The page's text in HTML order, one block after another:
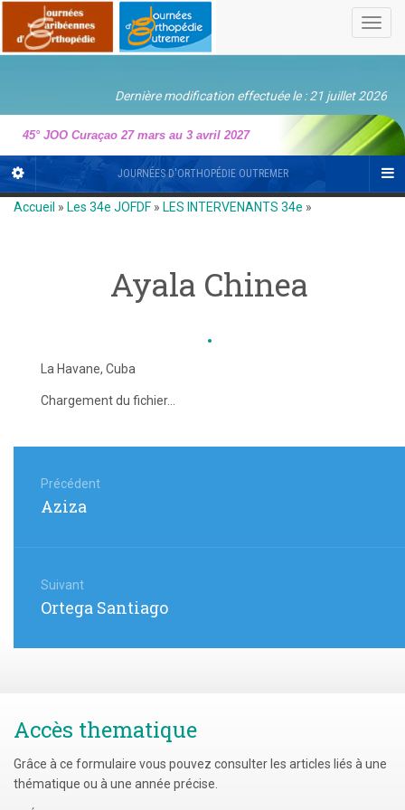
Dernière modification effectuée le : 21 juillet 2026
45° JOO Curaçao 27 mars au 3 avril 2027
JOURNÉES D'ORTHOPÉDIE OUTREMER
Accueil » Les 34e JOFDF » LES INTERVENANTS 34e »
Ayala Chinea
La Havane, Cuba
Chargement du fichier...
dePrécédent
Article
Aziza
Suivant
Article
Ortega Santiago
Accès thematique
Grâce à ce formulaire vous pouvez consulter les articles liés à une
thématique ou à une année précise.